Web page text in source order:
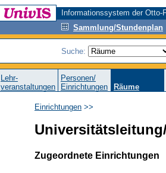
Informationssystem der
Sammlung/Stundenplan
Suche:
Lehr-
veranstaltungen
Personen/
Einrichtungen
Räume
Einrichtungen >>
Zugeordnete Einrichtungen